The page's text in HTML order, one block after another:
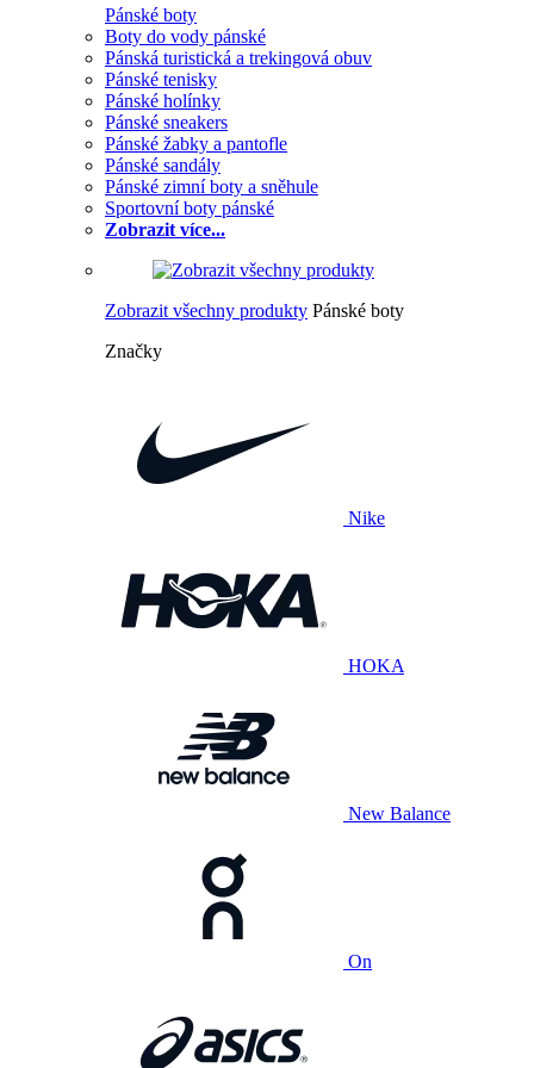
Pánské boty
Boty do vody pánské
Pánská turistická a trekingová obuv
Pánské tenisky
Pánské holínky
Pánské sneakers
Pánské žabky a pantofle
Pánské sandály
Pánské zimní boty a sněhule
Sportovní boty pánské
Zobrazit více...
Zobrazit všechny produkty Pánské boty
Značky
Nike
HOKA
New Balance
On